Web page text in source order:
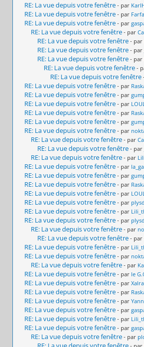
RE: La vue depuis votre fenêtre - par
RE: La vue depuis votre fenêtre - par
RE: La vue depuis votre fenêtre - par
RE: La vue depuis votre fenêtre - par
RE: La vue depuis votre fenêtre - par
RE: La vue depuis votre fenêtre - par
RE: La vue depuis votre fenêtre - par
RE: La vue depuis votre fenêtre -
RE: La vue depuis votre fenêtre
RE: La vue depuis votre fenêtre - par
RE: La vue depuis votre fenêtre - par
RE: La vue depuis votre fenêtre - par LOUL
RE: La vue depuis votre fenêtre - par
RE: La vue depuis votre fenêtre - par
RE: La vue depuis votre fenêtre - par
RE: La vue depuis votre fenêtre - par
RE: La vue depuis votre fenêtre - par
RE: La vue depuis votre fenêtre - par
RE: La vue depuis votre fenêtre - par
RE: La vue depuis votre fenêtre - par
RE: La vue depuis votre fenêtre - par
RE: La vue depuis votre fenêtre - par LOUL
RE: La vue depuis votre fenêtre - par
RE: La vue depuis votre fenêtre - par
RE: La vue depuis votre fenêtre - par
RE: La vue depuis votre fenêtre - par
RE: La vue depuis votre fenêtre - par
RE: La vue depuis votre fenêtre - par
RE: La vue depuis votre fenêtre - par
RE: La vue depuis votre fenêtre - par
RE: La vue depuis votre fenêtre - par le
RE: La vue depuis votre fenêtre - par
RE: La vue depuis votre fenêtre - par
RE: La vue depuis votre fenêtre - par Yann
RE: La vue depuis votre fenêtre - par
RE: La vue depuis votre fenêtre - par
RE: La vue depuis votre fenêtre - par
RE: La vue depuis votre fenêtre - par